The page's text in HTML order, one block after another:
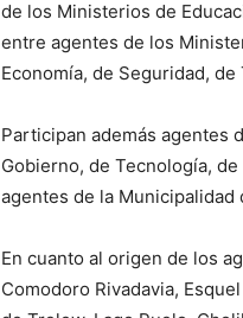
de los Ministerios de
entre agentes de los
Economía, de Seguridad,
Participan además agentes
Gobierno, de Tecnología,
agentes de la Municipalidad
En cuanto al origen de los
Comodoro Rivadavia,